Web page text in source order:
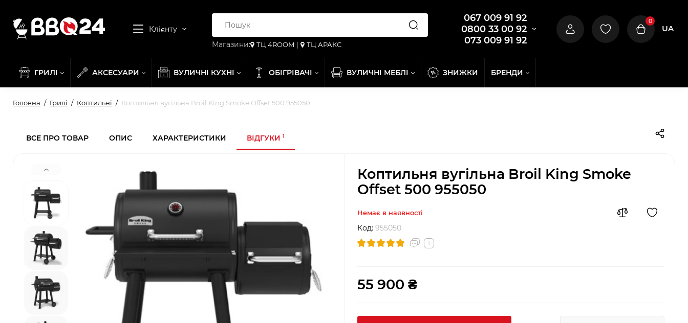
Клієнту
067 009 91 92
0800 33 00 92
073 009 91 92
Магазини: ТЦ 4ROOM | ТЦ АРАКС
0
UA
ГРИЛІ АКСЕСУАРИ ВУЛИЧНІ КУХНІ ОБІГРІВАЧІ ВУЛИЧНІ МЕБЛІ ЗНИЖКИ БРЕНДИ
Головна Грилі Коптильні Коптильня вугільна Broil King Smoke Offset 500 955050
ВСЕ ПРО ТОВАР ОПИС ХАРАКТЕРИСТИКИ ВІДГУКИ 1
Коптильня вугільна Broil King Smoke
Offset 500 955050
Немає в наявності
Код: 955050
1
55 900 ₴